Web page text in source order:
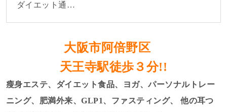
ダイエット通…
大阪市阿倍野区
天王寺駅徒歩３分!!
瘦身エステ、ダイエット食品、ヨガ、パーソナルトレー
ニング、肥満外来、GLP1、ファスティング、
他の耳つ